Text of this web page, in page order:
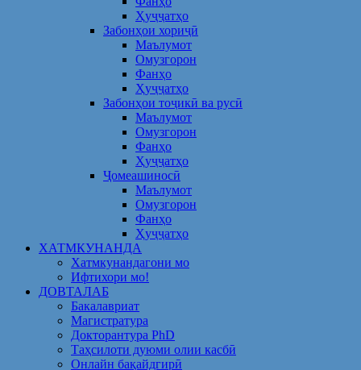
Ҳуҷҷатҳо
Забонҳои хориҷӣ
Маълумот
Омузгорон
Фанҳо
Ҳуҷҷатҳо
Забонҳои тоҷикӣ ва русӣ
Маълумот
Омузгорон
Фанҳо
Ҳуҷҷатҳо
Ҷомеашиносӣ
Маълумот
Омузгорон
Фанҳо
Ҳуҷҷатҳо
ХАТМКУНАНДА
Хатмкунандагони мо
Ифтихори мо!
ДОВТАЛАБ
Бакалавриат
Магистратура
Докторантура PhD
Таҳсилоти дуюми олии касбӣ
Онлайн бақайдгирӣ